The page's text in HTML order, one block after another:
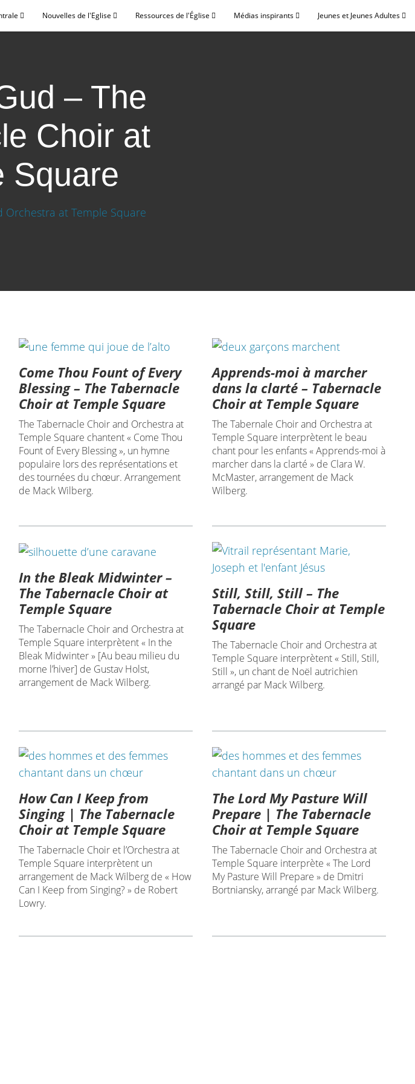
Nouvelles de l'Eglise Ressources de l'Église Médias inspirants Jeunes et Jeunes Adultes
– The
Choir at
Square
Come Thou Fount of Every
Blessing – The Tabernacle
Choir at Temple Square
The Tabernacle Choir and Orchestra at
Temple Square chantent « Come Thou
Fount of Every Blessing », un hymne
populaire lors des représentations et
des tournées du chœur. Arrangement
de Mack Wilberg.
Apprends-moi à marcher
dans la clarté – Tabernacle
Choir at Temple Square
The Tabernale Choir and Orchestra at
Temple Square interprètent le beau
chant pour les enfants « Apprends-moi à
marcher dans la clarté » de Clara W.
McMaster, arrangement de Mack
Wilberg.
In the Bleak Midwinter –
The Tabernacle Choir at
Temple Square
The Tabernacle Choir and Orchestra at
Temple Square interprètent « In the
Bleak Midwinter » [Au beau milieu du
morne l’hiver] de Gustav Holst,
arrangement de Mack Wilberg.
Still, Still, Still – The
Tabernacle Choir at Temple
Square
The Tabernacle Choir and Orchestra at
Temple Square interprètent « Still, Still,
Still », un chant de Noël autrichien
arrangé par Mack Wilberg.
How Can I Keep from
Singing | The Tabernacle
Choir at Temple Square
The Tabernacle Choir et l’Orchestra at
Temple Square interprètent un
arrangement de Mack Wilberg de « How
Can I Keep from Singing? » de Robert
Lowry.
The Lord My Pasture Will
Prepare | The Tabernacle
Choir at Temple Square
The Tabernacle Choir and Orchestra at
Temple Square interprète « The Lord
My Pasture Will Prepare » de Dmitri
Bortniansky, arrangé par Mack Wilberg.